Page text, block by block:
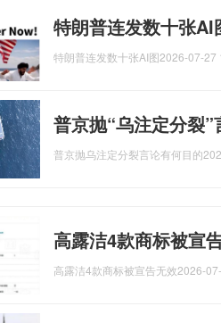
特朗普连发数十张AI
特朗普连发数十张AI图2026-07-27
普京抛“乌注定分裂
普京抛乌注定分裂言论有何目的
高露洁4款商标被宣
高露洁4款商标被宣告无效2026-